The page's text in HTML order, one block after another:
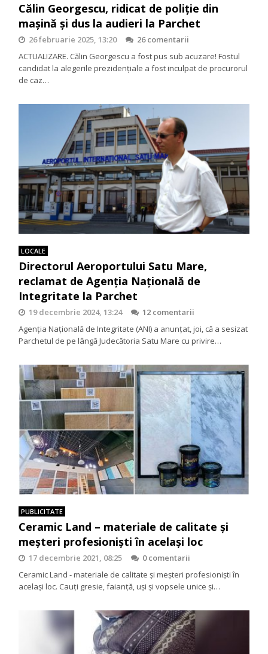
Călin Georgescu, ridicat de poliție din
mașină și dus la audieri la Parchet
26 februarie 2025, 13:20
26 comentarii
ACTUALIZARE. Călin Georgescu a fost pus sub acuzare! Fostul
candidat la alegerile prezidențiale a fost inculpat de procurorul
de caz…
LOCALE
Directorul Aeroportului Satu Mare,
reclamat de Agenția Națională de
Integritate la Parchet
19 decembrie 2024, 13:24
12 comentarii
Agenția Națională de Integritate (ANI) a anunțat, joi, că a sesizat
Parchetul de pe lângă Judecătoria Satu Mare cu privire…
PUBLICITATE
Ceramic Land – materiale de calitate şi
meşteri profesionişti în acelaşi loc
17 decembrie 2021, 08:25
0 comentarii
Ceramic Land - materiale de calitate şi meşteri profesionişti în
acelaşi loc. Cauţi gresie, faianţă, uşi şi vopsele unice şi…